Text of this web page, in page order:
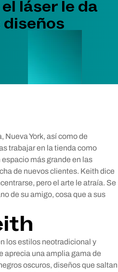
láser le da
Nueva York, así como de
trabajar en la tienda como
más grande en las
de nuevos clientes. Keith dice
pero el arte le atraía. Se
de su amigo, cosa que a sus
los estilos neotradicional y
aprecia una amplia gama de
oscuros, diseños que saltan